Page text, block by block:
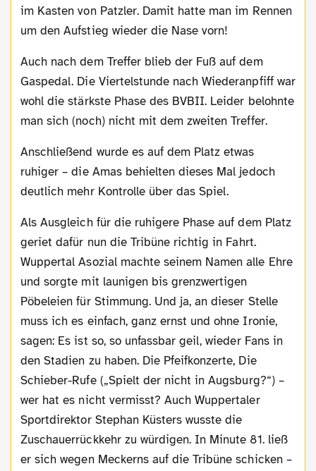
im Kasten von Patzler. Damit hatte man im Rennen
um den Aufstieg wieder die Nase vorn!
Auch nach dem Treffer blieb der Fuß auf dem
Gaspedal. Die Viertelstunde nach Wiederanpfiff war
wohl die stärkste Phase des BVBII. Leider belohnte
man sich (noch) nicht mit dem zweiten Treffer.
Anschließend wurde es auf dem Platz etwas
ruhiger – die Amas behielten dieses Mal jedoch
deutlich mehr Kontrolle über das Spiel.
Als Ausgleich für die ruhigere Phase auf dem Platz
geriet dafür nun die Tribüne richtig in Fahrt.
Wuppertal Asozial machte seinem Namen alle Ehre
und sorgte mit launigen bis grenzwertigen
Pöbeleien für Stimmung. Und ja, an dieser Stelle
muss ich es einfach, ganz ernst und ohne Ironie,
sagen: Es ist so, so unfassbar geil, wieder Fans in
den Stadien zu haben. Die Pfeifkonzerte, Die
Schieber-Rufe („Spielt der nicht in Augsburg?“) –
wer hat es nicht vermisst? Auch Wuppertaler
Sportdirektor Stephan Küsters wusste die
Zuschauerrückkehr zu würdigen. In Minute 81. ließ
er sich wegen Meckerns auf die Tribüne schicken –